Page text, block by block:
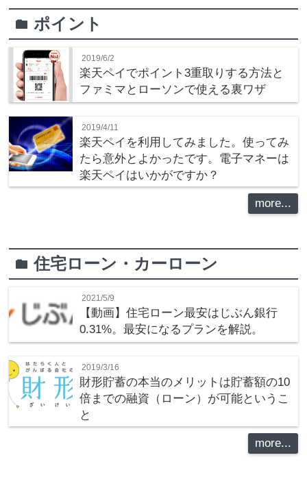
folderポイント
2019/6/2
楽天ペイでポイント3重取りする方法と
ファミマとローソンで使える裏ワザ
2019/4/11
楽天ペイを利用してみました。使ってみ
たら意外とよかったです。電子マネーは
楽天ペイはいかがですか？
more...
folder住宅ローン・カーローン
2021/5/9
【動画】住宅ローン最安はじぶん銀行
0.31%。最安になるプランを解説。
2019/3/16
財形貯蓄の本当のメリットは貯蓄額の10
倍までの融資（ローン）が可能というこ
と
more...